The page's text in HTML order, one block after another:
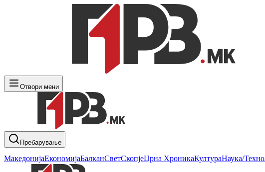
Отвори мени
Пребарување
МакедонијаЕкономијаБалканСветСкопјеЦрна ХроникаКултураНаука/